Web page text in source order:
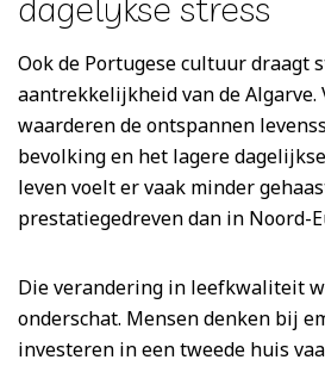
Ook de Portugese cultuur draagt
aantrekkelijkheid van de Algarve.
waarderen de ontspannen
bevolking en het lagere
leven voelt er vaak minder
prestatiegedreven dan in Noord-
Die verandering in leefkwaliteit
onderschat. Mensen denken bij
investeren in een tweede huis